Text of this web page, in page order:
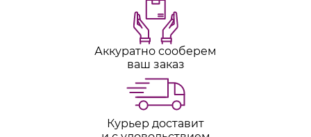
Аккуратно сооберем
ваш заказ
Курьер доставит